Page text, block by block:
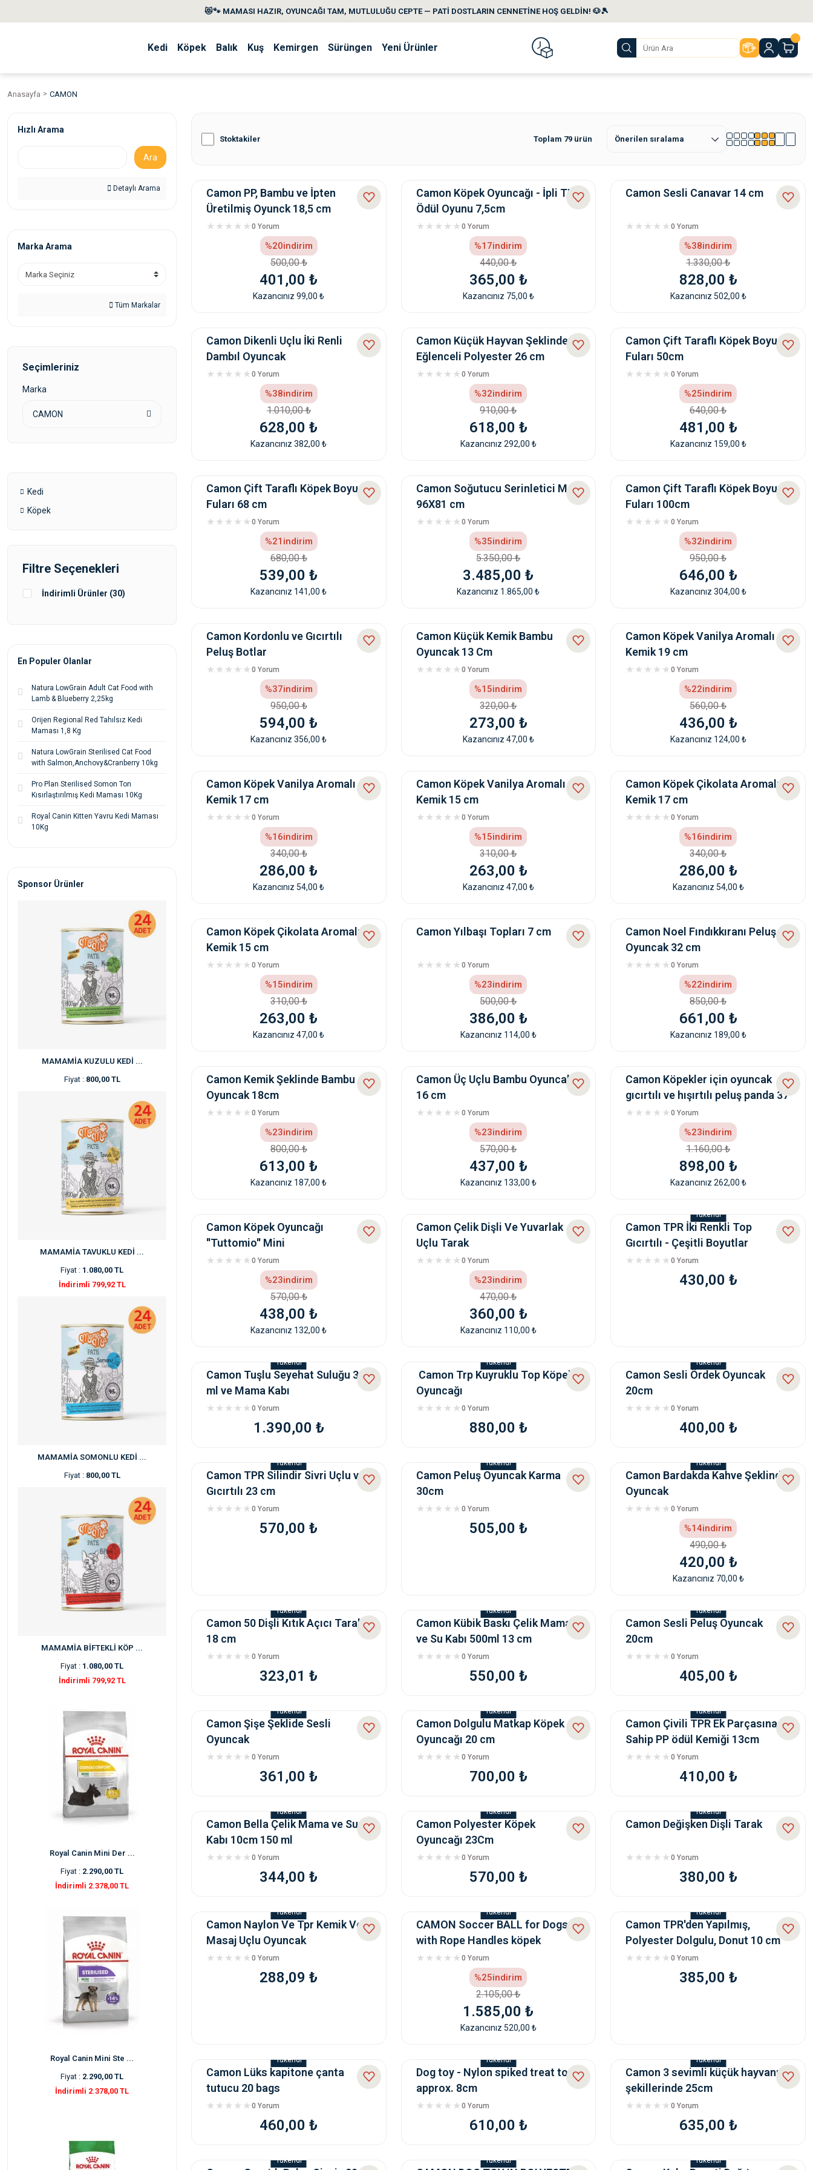
😻🐾 MAMASI HAZIR, OYUNCAĞI TAM, MUTLULUĞU CEPTE — PATİ DOSTLARIN CENNETİNE HOŞ GELDİN! 🐶🎾
Kedi Köpek Balık Kuş Kemirgen Sürüngen Yeni Ürünler
Anasayfa CAMON
Hızlı Arama
Ara
Detaylı Arama
Marka Arama
Tüm Markalar
Seçimleriniz
Marka
CAMON
Kedi
Köpek
Filtre Seçenekleri
İndirimli Ürünler (30)
En Populer Olanlar
Natura LowGrain Adult Cat Food with
Lamb & Blueberry 2,25kg
Orijen Regional Red Tahılsız Kedi
Maması 1,8 Kg
Natura LowGrain Sterilised Cat Food
with Salmon,Anchovy&Cranberry 10kg
Pro Plan Sterilised Somon Ton
Kısırlaştırılmış Kedi Maması 10Kg
Royal Canin Kitten Yavru Kedi Maması
10Kg
Sponsor Ürünler
MAMAMİA KUZULU KEDİ ...
Fiyat : 800,00 TL
MAMAMİA TAVUKLU KEDİ ...
Fiyat : 1.080,00 TL
İndirimli 799,92 TL
MAMAMİA SOMONLU KEDİ ...
Fiyat : 800,00 TL
MAMAMİA BİFTEKLİ KÖP ...
Fiyat : 1.080,00 TL
İndirimli 799,92 TL
Royal Canin Mini Der ...
Fiyat : 2.290,00 TL
İndirimli 2.378,00 TL
Royal Canin Mini Ste ...
Fiyat : 2.290,00 TL
İndirimli 2.378,00 TL
Stoktakiler Toplam 79 ürün
Camon PP, Bambu ve İpten
Üretilmiş Oyunck 18,5 cm
0 Yorum
%20indirim
500,00 ₺
401,00 ₺
Kazancınız 99,00 ₺
Camon Köpek Oyuncağı - İpli TPR
Ödül Oyunu 7,5cm
0 Yorum
%17indirim
440,00 ₺
365,00 ₺
Kazancınız 75,00 ₺
Camon Sesli Canavar 14 cm
0 Yorum
%38indirim
1.330,00 ₺
828,00 ₺
Kazancınız 502,00 ₺
Camon Dikenli Uçlu İki Renli
Dambıl Oyuncak
0 Yorum
%38indirim
1.010,00 ₺
628,00 ₺
Kazancınız 382,00 ₺
Camon Küçük Hayvan Şeklinde
Eğlenceli Polyester 26 cm
0 Yorum
%32indirim
910,00 ₺
618,00 ₺
Kazancınız 292,00 ₺
Camon Çift Taraflı Köpek Boyun
Fuları 50cm
0 Yorum
%25indirim
640,00 ₺
481,00 ₺
Kazancınız 159,00 ₺
Camon Çift Taraflı Köpek Boyun
Fuları 68 cm
0 Yorum
%21 indirim
680,00 ₺
539,00 ₺
Kazancınız 141,00 ₺
Camon Soğutucu Serinletici Mat
96X81 cm
0 Yorum
%35indirim
5.350,00 ₺
3.485,00 ₺
Kazancınız 1.865,00 ₺
Camon Çift Taraflı Köpek Boyun
Fuları 100cm
0 Yorum
%32indirim
950,00 ₺
646,00 ₺
Kazancınız 304,00 ₺
Camon Kordonlu ve Gıcırtılı
Peluş Botlar
0 Yorum
%37indirim
950,00 ₺
594,00 ₺
Kazancınız 356,00 ₺
Camon Küçük Kemik Bambu
Oyuncak 13 Cm
0 Yorum
%15indirim
320,00 ₺
273,00 ₺
Kazancınız 47,00 ₺
Camon Köpek Vanilya Aromalı
Kemik 19 cm
0 Yorum
%22indirim
560,00 ₺
436,00 ₺
Kazancınız 124,00 ₺
Camon Köpek Vanilya Aromalı
Kemik 17 cm
0 Yorum
%16indirim
340,00 ₺
286,00 ₺
Kazancınız 54,00 ₺
Camon Köpek Vanilya Aromalı
Kemik 15 cm
0 Yorum
%15indirim
310,00 ₺
263,00 ₺
Kazancınız 47,00 ₺
Camon Köpek Çikolata Aromalı
Kemik 17 cm
0 Yorum
%16indirim
340,00 ₺
286,00 ₺
Kazancınız 54,00 ₺
Camon Köpek Çikolata Aromalı
Kemik 15 cm
0 Yorum
%15indirim
310,00 ₺
263,00 ₺
Kazancınız 47,00 ₺
Camon Yılbaşı Topları 7 cm
0 Yorum
%23indirim
500,00 ₺
386,00 ₺
Kazancınız 114,00 ₺
Camon Noel Fındıkkıranı Peluş
Oyuncak 32 cm
0 Yorum
%22indirim
850,00 ₺
661,00 ₺
Kazancınız 189,00 ₺
Camon Kemik Şeklinde Bambu
Oyuncak 18cm
0 Yorum
%23indirim
800,00 ₺
613,00 ₺
Kazancınız 187,00 ₺
Camon Üç Uçlu Bambu Oyuncak
16 cm
0 Yorum
%23indirim
570,00 ₺
437,00 ₺
Kazancınız 133,00 ₺
Camon Köpekler için oyuncak
gıcırtılı ve hışırtılı peluş panda 37
cm
0 Yorum
%23indirim
1.160,00 ₺
898,00 ₺
Kazancınız 262,00 ₺
Camon Köpek Oyuncağı
''Tuttomio'' Mini
0 Yorum
%23indirim
570,00 ₺
438,00 ₺
Kazancınız 132,00 ₺
Camon Çelik Dişli Ve Yuvarlak
Uçlu Tarak
0 Yorum
%23indirim
470,00 ₺
360,00 ₺
Kazancınız 110,00 ₺
Tükendi
Camon TPR İki Renkli Top
Gıcırtılı - Çeşitli Boyutlar
0 Yorum
430,00 ₺
Tükendi
Camon Tuşlu Seyehat Suluğu 330
ml ve Mama Kabı
0 Yorum
1.390,00 ₺
Tükendi
Camon Trp Kuyruklu Top Köpek
Oyuncağı
0 Yorum
880,00 ₺
Tükendi
Camon Sesli Ördek Oyuncak
20cm
0 Yorum
400,00 ₺
Tükendi
Camon TPR Silindir Sivri Uçlu ve
Gıcırtılı 23 cm
0 Yorum
570,00 ₺
Tükendi
Camon Peluş Oyuncak Karma
30cm
0 Yorum
505,00 ₺
Tükendi
Camon Bardakda Kahve Şeklinde
Oyuncak
0 Yorum
%14indirim
490,00 ₺
420,00 ₺
Kazancınız 70,00 ₺
Tükendi
Camon 50 Dişli Kıtık Açıcı Tarak
18 cm
0 Yorum
323,01 ₺
Tükendi
Camon Kübik Baskı Çelik Mama
ve Su Kabı 500ml 13 cm
0 Yorum
550,00 ₺
Tükendi
Camon Sesli Peluş Oyuncak
20cm
0 Yorum
405,00 ₺
Tükendi
Camon Şişe Şeklide Sesli
Oyuncak
0 Yorum
361,00 ₺
Tükendi
Camon Dolgulu Matkap Köpek
Oyuncağı 20 cm
0 Yorum
700,00 ₺
Tükendi
Camon Çivili TPR Ek Parçasına
Sahip PP ödül Kemiği 13cm
0 Yorum
410,00 ₺
Tükendi
Camon Bella Çelik Mama ve Su
Kabı 10cm 150 ml
0 Yorum
344,00 ₺
Tükendi
Camon Polyester Köpek
Oyuncağı 23Cm
0 Yorum
570,00 ₺
Tükendi
Camon Değişken Dişli Tarak
0 Yorum
380,00 ₺
Tükendi
Camon Naylon Ve Tpr Kemik Ve
Masaj Uçlu Oyuncak
0 Yorum
288,09 ₺
Tükendi
CAMON Soccer BALL for Dogs
with Rope Handles köpek
oyuncağı 0 Yorum
%25indirim
2.105,00 ₺
1.585,00 ₺
Kazancınız 520,00 ₺
Tükendi
Camon TPR'den Yapılmış,
Polyester Dolgulu, Donut 10 cm
0 Yorum
385,00 ₺
Tükendi
Camon Lüks kapitone çanta
tutucu 20 bags
0 Yorum
460,00 ₺
Tükendi
Dog toy - Nylon spiked treat toy,
approx. 8cm
0 Yorum
610,00 ₺
Tükendi
Camon 3 sevimli küçük hayvanın
şekillerinde 25cm
0 Yorum
635,00 ₺
Tükendi Tükendi Tükendi